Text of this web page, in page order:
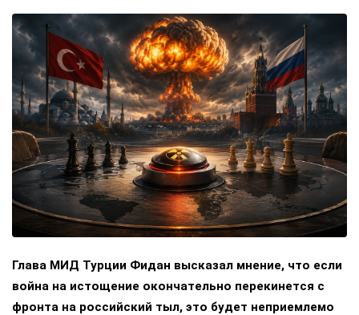
Глава МИД Турции Фидан высказал мнение, что если
война на истощение окончательно перекинется с
фронта на российский тыл, это будет неприемлемо